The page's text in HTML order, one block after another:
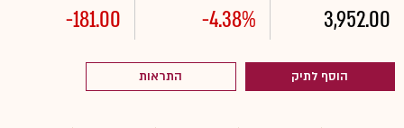
3,952.00
-4.38%
-181.00
הוסף לתיק התראות